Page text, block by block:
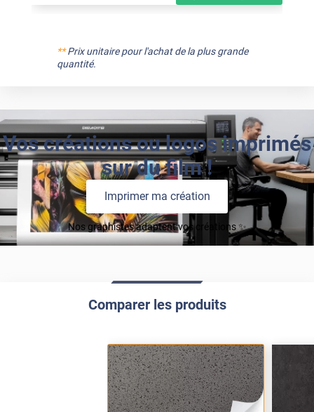
**Prix unitaire pour l'achat de la plus grande
quantité.
Vos créations ou logos imprimés
sur du film !
Imprimer ma création
Nos graphistes adaptent vos créations ✨
Comparer les produits